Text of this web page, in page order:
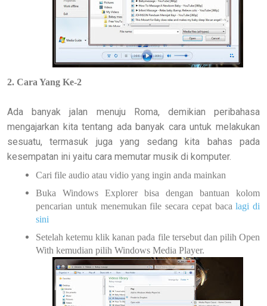
2. Cara Yang Ke-2
Ada banyak jalan menuju Roma, demikian peribahasa
mengajarkan kita tentang ada banyak cara untuk melakukan
sesuatu, termasuk juga yang sedang kita bahas pada
kesempatan ini yaitu cara memutar musik di komputer.
Cari file audio atau vidio yang ingin anda mainkan
Buka Windows Explorer bisa dengan bantuan kolom
pencarian untuk menemukan file secara cepat baca lagi di
sini
Setelah ketemu klik kanan pada file tersebut dan pilih Open
With kemudian pilih Windows Media Player.